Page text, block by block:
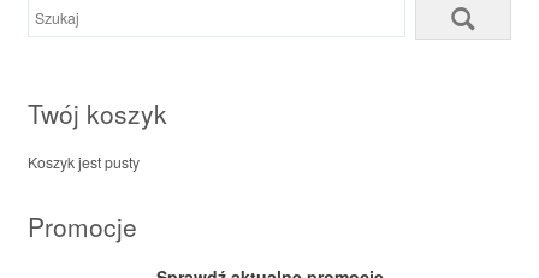
Twój koszyk
Koszyk jest pusty
Promocje